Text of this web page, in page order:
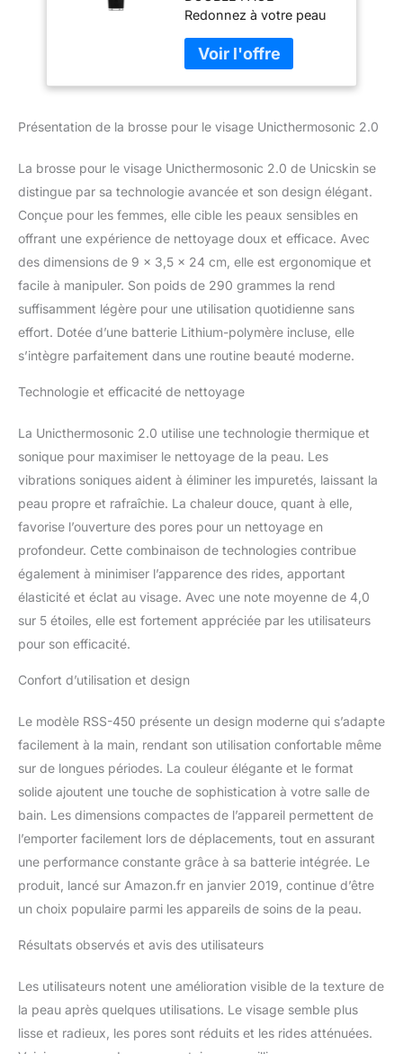
minimiser les rides
- Apporte élasticité
et éclat - Nettoyant
pour le visage -
Convient aux peaux
Redonnez à votre peau
grâce à la technologie
double face de notre
brosse pour le visage.
à nettoyer les impuretés
part, elle appliquera un
soin rajeunissant pour le
visage, le cou, les yeux
et les lèvres. ✅SOIN
RAJEUNISSANT : Grâce
à une technologie
thermique avancée,
contribue à améliorer
l'élasticité de la peau et à
minimiser les rides,
douce que du coton. Il
l'absorption des produits
dermo-cosmétiques
appliqués ultérieurement.
✅MODE D'EMPLOI : En 4
étapes, vous obtiendrez
un teint plus lumineux et
plus éclatant.
la mousse nettoyante et
choisissez la vitesse 1-3
pour les peaux hyper-
ou la vitesse 7 pour les
appliquez le rituel de
beauté de base (sérum,
contour et crème). Pour
un effet lifting plus
efficace, massez le
visage 2 à 3 fois par
la brosse et 3 gouttes de
Massage Face + Mood
for Blue. ✅NETTOYAGE
EN PROFONDEUR : Notre
à nettoyer et à
couches les plus
Il vous aidera à éliminer
les cellules mortes et à
Présentation de la brosse pour le visage Unicthermosonic 2.0
La brosse pour le visage Unicthermosonic 2.0 de Unicskin se
distingue par sa technologie avancée et son design élégant.
Conçue pour les femmes, elle cible les peaux sensibles en
offrant une expérience de nettoyage doux et efficace. Avec
des dimensions de 9 x 3,5 x 24 cm, elle est ergonomique et
facile à manipuler. Son poids de 290 grammes la rend
suffisamment légère pour une utilisation quotidienne sans
effort. Dotée d’une batterie Lithium-polymère incluse, elle
s’intègre parfaitement dans une routine beauté moderne.
Technologie et efficacité de nettoyage
La Unicthermosonic 2.0 utilise une technologie thermique et
sonique pour maximiser le nettoyage de la peau. Les
vibrations soniques aident à éliminer les impuretés, laissant la
peau propre et rafraîchie. La chaleur douce, quant à elle,
favorise l’ouverture des pores pour un nettoyage en
profondeur. Cette combinaison de technologies contribue
également à minimiser l’apparence des rides, apportant
élasticité et éclat au visage. Avec une note moyenne de 4,0
sur 5 étoiles, elle est fortement appréciée par les utilisateurs
pour son efficacité.
Confort d’utilisation et design
Le modèle RSS-450 présente un design moderne qui s’adapte
facilement à la main, rendant son utilisation confortable même
sur de longues périodes. La couleur élégante et le format
solide ajoutent une touche de sophistication à votre salle de
bain. Les dimensions compactes de l’appareil permettent de
l’emporter facilement lors de déplacements, tout en assurant
une performance constante grâce à sa batterie intégrée. Le
produit, lancé sur Amazon.fr en janvier 2019, continue d’être
un choix populaire parmi les appareils de soins de la peau.
Résultats observés et avis des utilisateurs
Les utilisateurs notent une amélioration visible de la texture de
la peau après quelques utilisations. Le visage semble plus
lisse et radieux, les pores sont réduits et les rides atténuées.